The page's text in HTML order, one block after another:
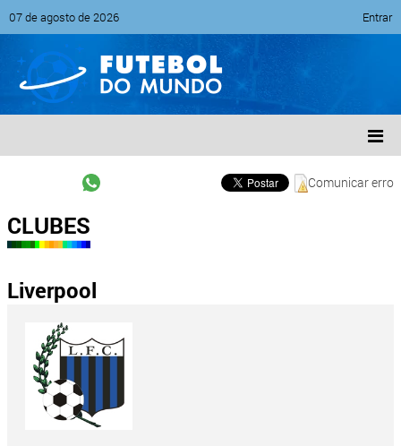
07 de agosto de 2026 Entrar
Comunicar erro
CLUBES
Liverpool